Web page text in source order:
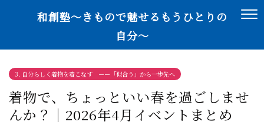
和創塾〜きもので魅せるもうひとりの
自分〜
3. 自分らしく着物を着こなす ーー「似合う」から一歩先へ
着物で、ちょっといい春を過ごしませ
んか？｜2026年4月イベントまとめ